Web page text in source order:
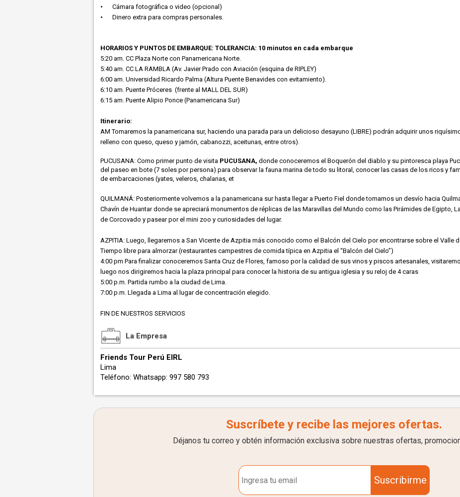
•
Cámara fotográfica o video (opcional)
•
Dinero extra para compras personales.
HORARIOS Y PUNTOS DE EMBARQUE: TOLERANCIA: 10 minutos en cada embarque
5:20 am. CC Plaza Norte con Panamericana Norte.
5:40 am. CC LA RAMBLA (Av. Javier Prado con Aviación (esquina de RIPLEY)
6:00 am. Universidad Ricardo Palma (Altura Puente Benavides con evitamiento).
6:10 am. Puente Próceres (frente al MALL DEL SUR)
6:15 am. Puente Alipio Ponce (Panamericana Sur)
Itinerario:
AM Tomaremos la panamericana sur, haciendo una parada para un delicioso desayuno (LIBRE) podrán adquirir unos
relleno con queso, queso y jamón, cabanozzi, aceitunas, entre otros).
PUCUSANA: Como primer punto de visita PUCUSANA, donde conoceremos el Boquerón del diablo y su pintoresca playa
del paseo en bote (7 soles por persona) para observar la fauna marina de todo su litoral, conocer las casas de los ricos y
de embarcaciones (yates, veleros, chalanas, et
QUILMANÁ: Posteriormente volvemos a la panamericana sur hasta llegar a Puerto Fiel donde tomamos un desvío hacia
Chavín de Huantar donde se apreciará monumentos de réplicas de las Maravillas del Mundo como las Pirámides de Egipto,
de Corcovado y pasear por el mini zoo y curiosidades del lugar.
AZPITIA: Luego, llegaremos a San Vicente de Azpitia más conocido como el Balcón del Cielo por encontrarse sobre el Valle
Tiempo libre para almorzar (restaurantes campestres de comida típica en Azpitia el “Balcón del Cielo”)
4:00 pm Para finalizar conoceremos Santa Cruz de Flores, famoso por la calidad de sus vinos y piscos artesanales,
luego nos dirigiremos hacia la plaza principal para conocer la historia de su antigua iglesia y su reloj de 4 caras
5:00 p.m. Partida rumbo a la ciudad de Lima.
7:00 p.m. Llegada a Lima al lugar de concentración elegido.
FIN DE NUESTROS SERVICIOS
La Empresa
Friends Tour Perú EIRL
Lima
Teléfono: Whatsapp: 997 580 793
Suscríbete y recibe las mejores ofertas.
Déjanos tu correo y obtén información exclusiva sobre nuestras ofertas,
Suscribirme